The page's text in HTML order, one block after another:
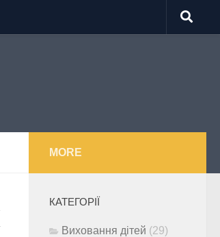
MORE
КАТЕГОРІЇ
Виховання дітей (29)